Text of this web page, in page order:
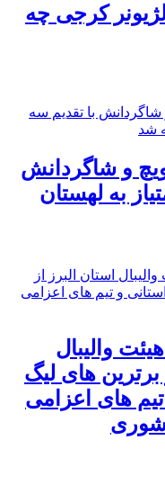
کرجی چه
و شاگردانش
به لهستان
والیبال
برترین های لیگ
های اعزامی